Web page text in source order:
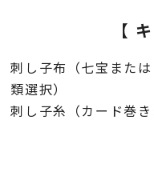
【
刺し子布（七宝また
類選択）
刺し子糸（カード巻き